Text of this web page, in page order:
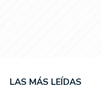
LAS MÁS LEÍDAS